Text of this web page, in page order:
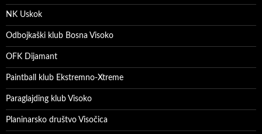
NK Uskok
Odbojkaški klub Bosna Visoko
OFK Dijamant
Paintball klub Ekstremno-Xtreme
Paraglajding klub Visoko
Planinarsko društvo Visočica